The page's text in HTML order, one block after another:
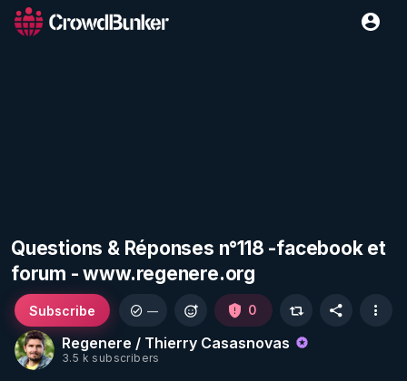
Questions & Réponses n°118 -facebook et
forum - www.regenere.org
Regenere / Thierry Casasnovas
3.5 k subscribers
Subscribe — 0